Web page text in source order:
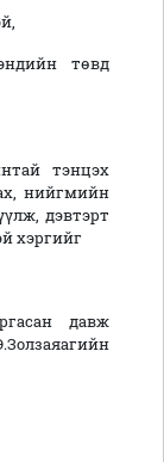
төвд
тэнцэх
нийгмийн
дэвтэрт
хэргийг
давж